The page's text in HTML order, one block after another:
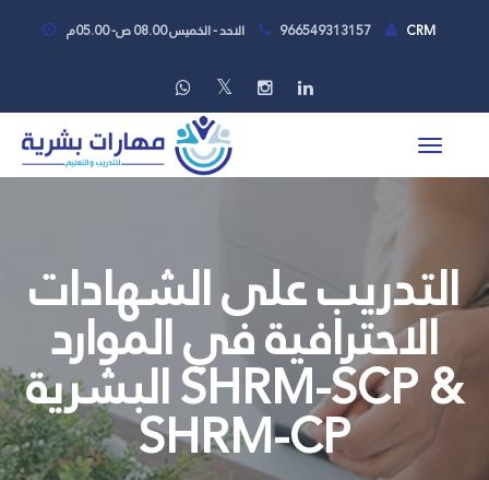
الاحد - الخميس 08.00 ص- 05.00م 966549313157 CRM
التدريب على الشهادات
الاحترافية في الموارد
البشرية SHRM-SCP &
SHRM-CP